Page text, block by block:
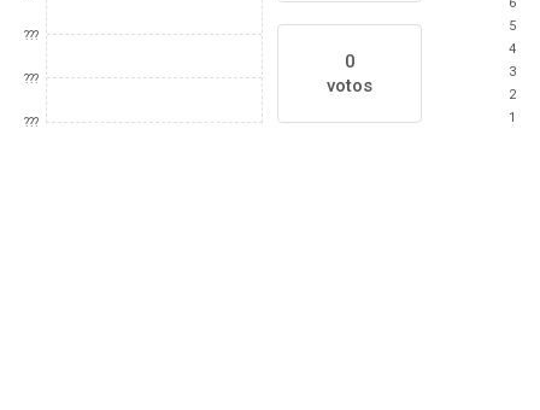
???
???
???
0
votos
5
4
3
2
1